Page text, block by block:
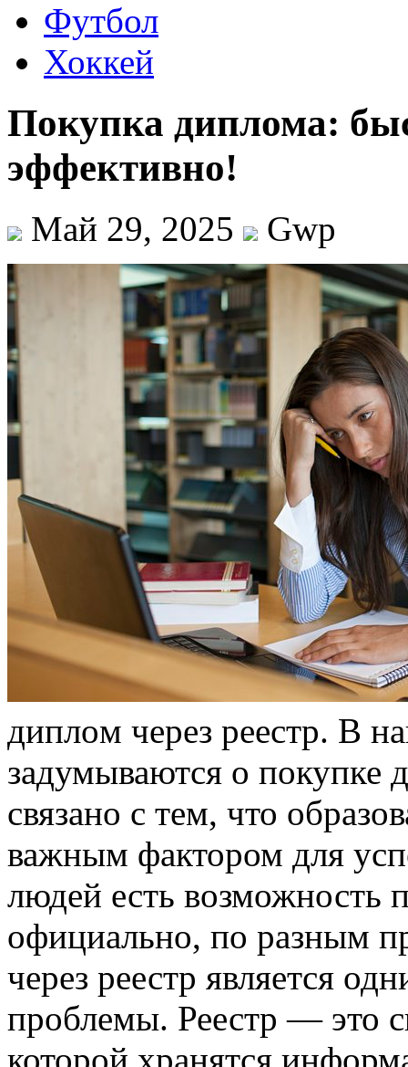
Футбол
Хоккей
Покупка диплома:
эффективно!
Май 29, 2025 Gwp
диплoм чeрeз рeeстр. В
задумываются о покупке
связано с тем, что
важным фактором для
людей есть возможность
официально, по разным
через реестр является
проблемы. Реестр — это
которой хранятся